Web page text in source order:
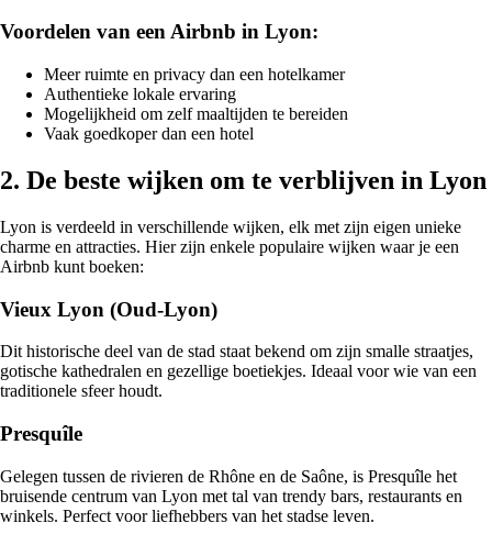
Voordelen van een Airbnb in Lyon:
Meer ruimte en privacy dan een hotelkamer
Authentieke lokale ervaring
Mogelijkheid om zelf maaltijden te bereiden
Vaak goedkoper dan een hotel
2. De beste wijken om te verblijven in Lyon
Lyon is verdeeld in verschillende wijken, elk met zijn eigen unieke
charme en attracties. Hier zijn enkele populaire wijken waar je een
Airbnb kunt boeken:
Vieux Lyon (Oud-Lyon)
Dit historische deel van de stad staat bekend om zijn smalle straatjes,
gotische kathedralen en gezellige boetiekjes. Ideaal voor wie van een
traditionele sfeer houdt.
Presquîle
Gelegen tussen de rivieren de Rhône en de Saône, is Presquîle het
bruisende centrum van Lyon met tal van trendy bars, restaurants en
winkels. Perfect voor liefhebbers van het stadse leven.